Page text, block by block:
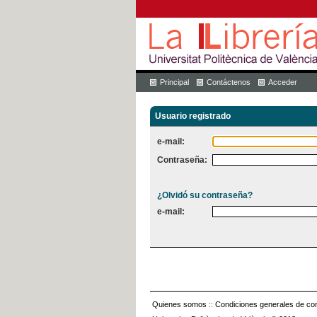
Principal Contáctenos Acceder
Usuario registrado
e-mail:
Contraseña:
¿Olvidó su contraseña?
e-mail:
Quienes somos :: Condiciones generales de